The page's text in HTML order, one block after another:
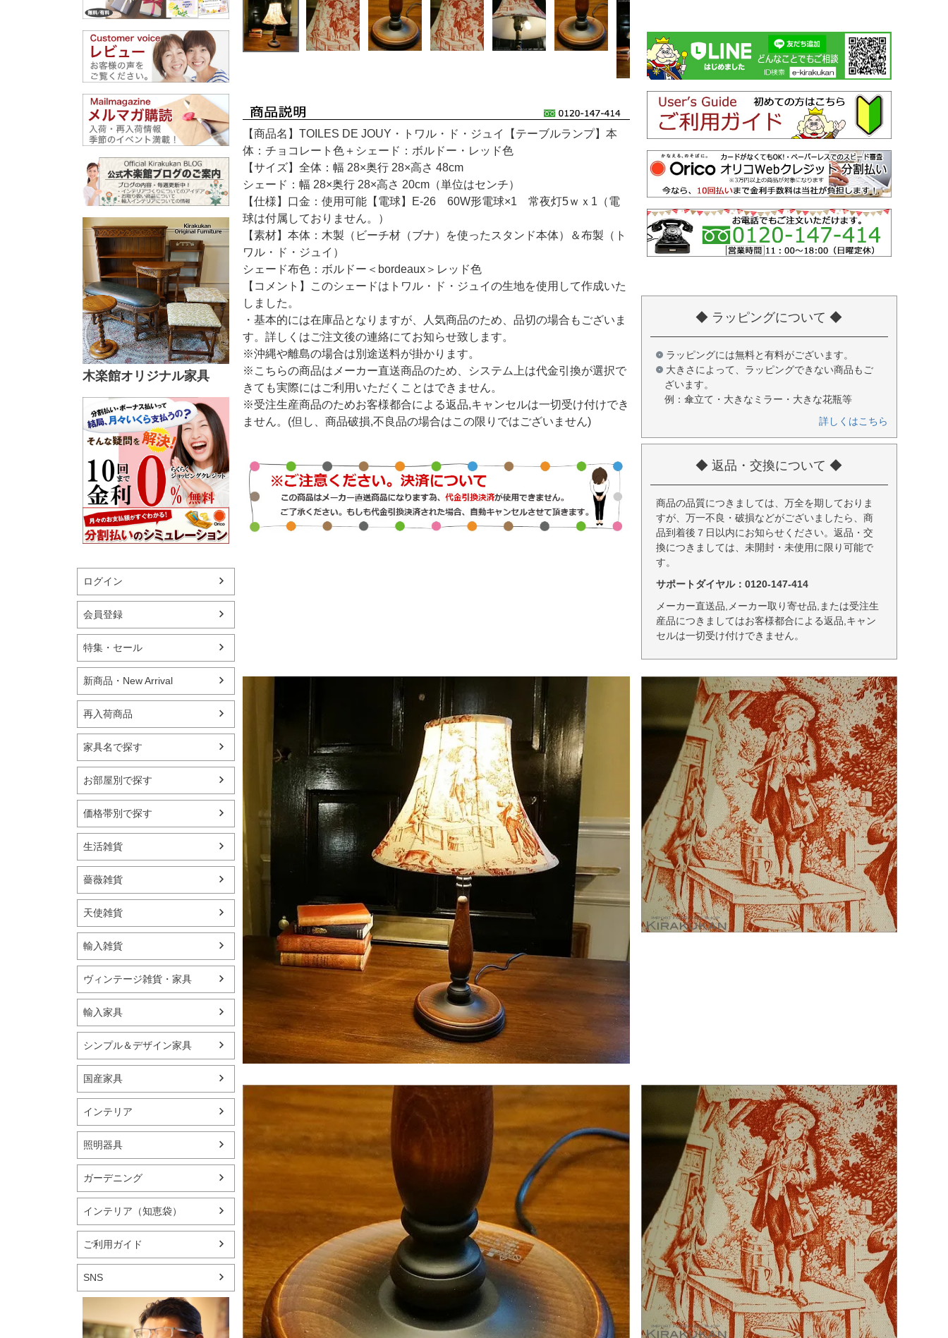
木楽館オリジナル家具
ログイン
会員登録
特集・セール
新商品・New Arrival
再入荷商品
家具名で探す
お部屋別で探す
価格帯別で探す
生活雑貨
薔薇雑貨
天使雑貨
輸入雑貨
ヴィンテージ雑貨・家具
輸入家具
シンプル＆デザイン家具
国産家具
インテリア
照明器具
ガーデニング
インテリア（知恵袋）
ご利用ガイド
SNS
【商品名】TOILES DE JOUY・トワル・ド・ジュイ【テーブルランプ】本
体：チョコレート色＋シェード：ボルドー・レッド色
【サイズ】全体：幅 28×奥行 28×高さ 48cm
シェード：幅 28×奥行 28×高さ 20cm（単位はセンチ）
【仕様】口金：使用可能【電球】E-26 60W形電球×1 常夜灯5ｗｘ1（電
球は付属しておりません。）
【素材】本体：木製（ビーチ材（ブナ）を使ったスタンド本体）＆布製（ト
ワル・ド・ジュイ）
シェード布色：ボルドー＜bordeaux＞レッド色
【コメント】このシェードはトワル・ド・ジュイの生地を使用して作成いた
しました。
・基本的には在庫品となりますが、人気商品のため、品切の場合もございま
す。詳しくはご注文後の連絡にてお知らせ致します。
※沖縄や離島の場合は別途送料が掛かります。
※こちらの商品はメーカー直送商品のため、システム上は代金引換が選択で
きても実際にはご利用いただくことはできません。
※受注生産商品のためお客様都合による返品,キャンセルは一切受け付けでき
ません。(但し、商品破損,不良品の場合はこの限りではございません)
◆ ラッピングについて ◆
ラッピングには無料と有料がございます。
大きさによって、ラッピングできない商品もご
ざいます。
例：傘立て・大きなミラー・大きな花瓶等
詳しくはこちら
◆ 返品・交換について ◆
商品の品質につきましては、万全を期しておりま
すが、万一不良・破損などがございましたら、商
品到着後７日以内にお知らせください。返品・交
換につきましては、未開封・未使用に限り可能で
す。
サポートダイヤル：0120-147-414
メーカー直送品,メーカー取り寄せ品,または受注生
産品につきましてはお客様都合による返品,キャン
セルは一切受け付けできません。